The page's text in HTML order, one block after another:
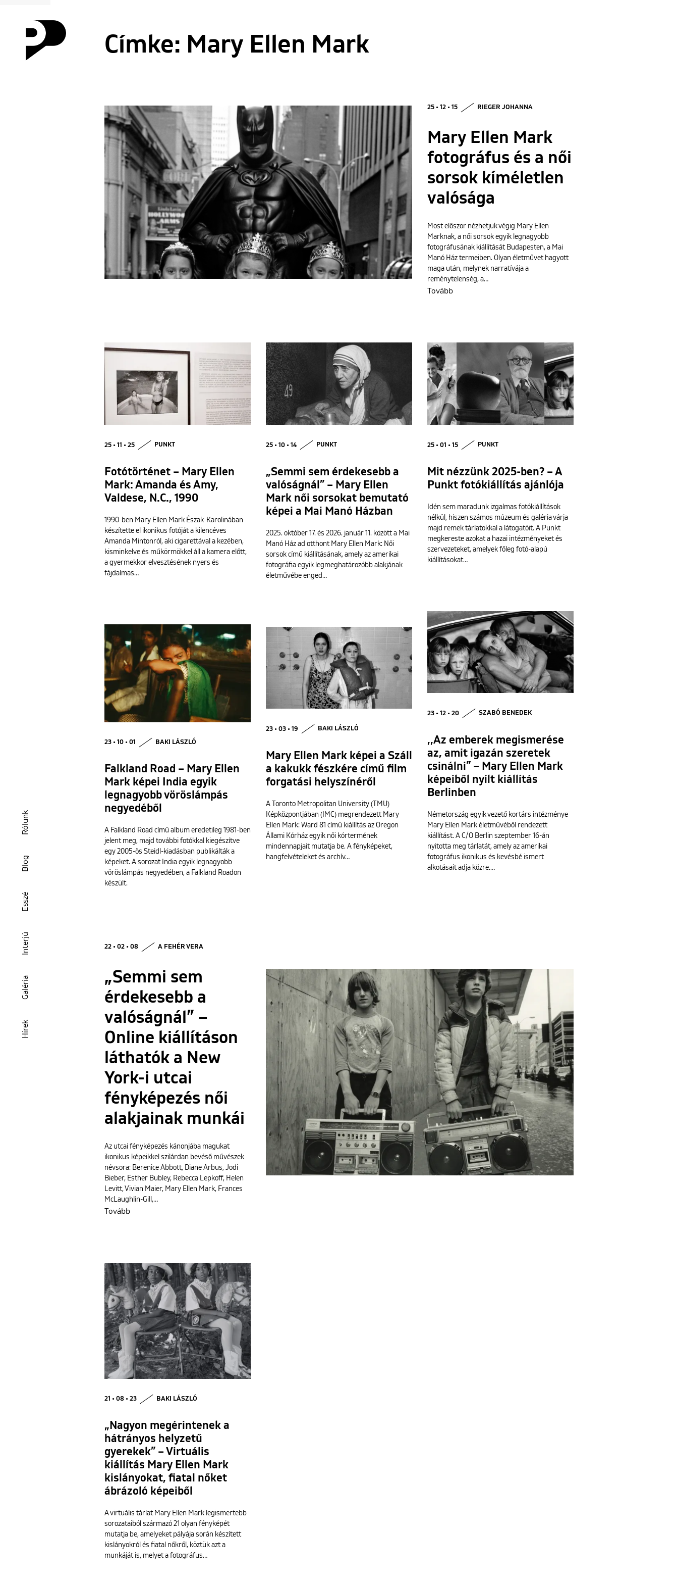
Hírek
Galéria
Interjú
Esszé
Blog
Rólunk
Címke: Mary Ellen Mark
25 • 12 • 15 RIEGER JOHANNA
Mary Ellen Mark
fotográfus és a női
sorsok kíméletlen
valósága
Most először nézhetjük végig Mary Ellen
Marknak, a női sorsok egyik legnagyobb
fotográfusának kiállítását Budapesten, a Mai
Manó Ház termeiben. Olyan életművet hagyott
maga után, melynek narratívája a
reménytelenség, a…
Tovább
25 • 11 • 25 PUNKT
Fotótörténet – Mary Ellen
Mark: Amanda és Amy,
Valdese, N.C., 1990
1990-ben Mary Ellen Mark Észak-Karolinában
készítette el ikonikus fotóját a kilencéves
Amanda Mintonról, aki cigarettával a kezében,
kisminkelve és műkörmökkel áll a kamera előtt,
a gyermekkor elvesztésének nyers és
fájdalmas…
25 • 10 • 14 PUNKT
„Semmi sem érdekesebb a
valóságnál” – Mary Ellen
Mark női sorsokat bemutató
képei a Mai Manó Házban
2025. október 17. és 2026. január 11. között a Mai
Manó Ház ad otthont Mary Ellen Mark: Női
sorsok című kiállításának, amely az amerikai
fotográfia egyik legmeghatározóbb alakjának
életművébe enged…
25 • 01 • 15 PUNKT
Mit nézzünk 2025-ben? – A
Punkt fotókiállítás ajánlója
Idén sem maradunk izgalmas fotókiállítások
nélkül, hiszen számos múzeum és galéria várja
majd remek tárlatokkal a látogatóit. A Punkt
megkereste azokat a hazai intézményeket és
szervezeteket, amelyek főleg fotó-alapú
kiállításokat…
23 • 12 • 20 SZABÓ BENEDEK
,,Az emberek megismerése
az, amit igazán szeretek
csinálni” – Mary Ellen Mark
képeiből nyílt kiállítás
Berlinben
Németország egyik vezető kortárs intézménye
Mary Ellen Mark életművéből rendezett
kiállítást. A C/O Berlin szeptember 16-án
nyitotta meg tárlatát, amely az amerikai
fotográfus ikonikus és kevésbé ismert
alkotásait adja közre.…
23 • 10 • 01 BAKI LÁSZLÓ
Falkland Road – Mary Ellen
Mark képei India egyik
legnagyobb vöröslámpás
negyedéből
A Falkland Road című album eredetileg 1981-ben
jelent meg, majd további fotókkal kiegészítve
egy 2005-ös Steidl-kiadásban publikálták a
képeket. A sorozat India egyik legnagyobb
vöröslámpás negyedében, a Falkland Roadon
készült.
23 • 03 • 19 BAKI LÁSZLÓ
Mary Ellen Mark képei a Száll
a kakukk fészkére című film
forgatási helyszínéről
A Toronto Metropolitan University (TMU)
Képközpontjában (IMC) megrendezett Mary
Ellen Mark: Ward 81 című kiállítás az Oregon
Állami Kórház egyik női kórtermének
mindennapjait mutatja be. A fényképeket,
hangfelvételeket és archív…
22 • 02 • 08 A FEHÉR VERA
„Semmi sem
érdekesebb a
valóságnál” –
Online kiállításon
láthatók a New
York-i utcai
fényképezés női
alakjainak munkái
Az utcai fényképezés kánonjába magukat
ikonikus képeikkel szilárdan bevéső művészek
névsora: Berenice Abbott, Diane Arbus, Jodi
Bieber, Esther Bubley, Rebecca Lepkoff, Helen
Levitt, Vivian Maier, Mary Ellen Mark, Frances
McLaughlin-Gill,…
Tovább
21 • 08 • 23 BAKI LÁSZLÓ
„Nagyon megérintenek a
hátrányos helyzetű
gyerekek” – Virtuális
kiállítás Mary Ellen Mark
kislányokat, fiatal nőket
ábrázoló képeiből
A virtuális tárlat Mary Ellen Mark legismertebb
sorozataiból származó 21 olyan fényképét
mutatja be, amelyeket pályája során készített
kislányokról és fiatal nőkről, köztük azt a
munkáját is, melyet a fotográfus…